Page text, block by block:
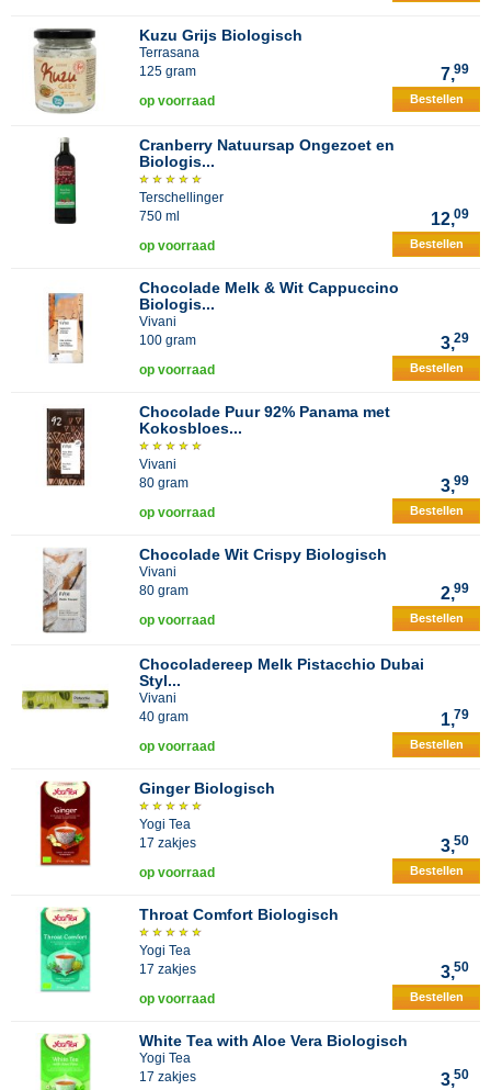
Kuzu Grijs Biologisch
Terrasana
125 gram
7,99
op voorraad Bestellen
Cranberry Natuursap Ongezoet en
Biologis...
Terschellinger
750 ml
12,09
op voorraad Bestellen
Chocolade Melk & Wit Cappuccino
Biologis...
Vivani
100 gram
3,29
op voorraad Bestellen
Chocolade Puur 92% Panama met
Kokosbloes...
Vivani
80 gram
3,99
op voorraad Bestellen
Chocolade Wit Crispy Biologisch
Vivani
80 gram
2,99
op voorraad Bestellen
Chocoladereep Melk Pistacchio Dubai
Styl...
Vivani
40 gram
1,79
op voorraad Bestellen
Ginger Biologisch
Yogi Tea
17 zakjes
3,50
op voorraad Bestellen
Throat Comfort Biologisch
Yogi Tea
17 zakjes
3,50
op voorraad Bestellen
White Tea with Aloe Vera Biologisch
Yogi Tea
17 zakjes
3,50